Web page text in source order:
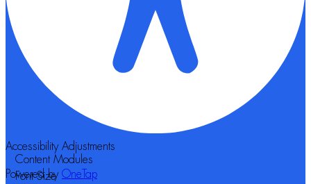
Accessibility Adjustments
Powered by OneTap
Content Modules
Font Size